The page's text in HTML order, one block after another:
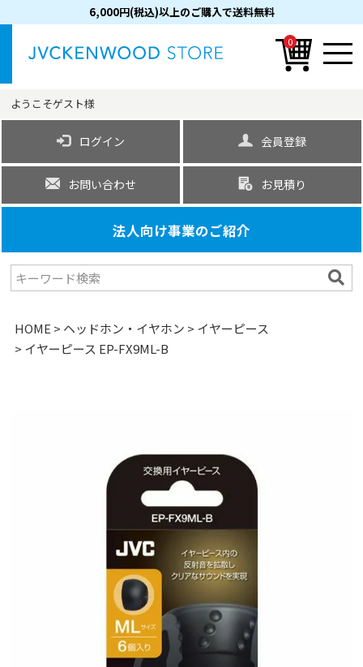
6,000円(税込)以上のご購入で送料無料
0
ようこそゲスト様
ログイン 会員登録
お問い合わせ お見積り
法人向け事業のご紹介
HOME ヘッドホン・イヤホン
イヤーピース
イヤーピース EP-FX9ML-B